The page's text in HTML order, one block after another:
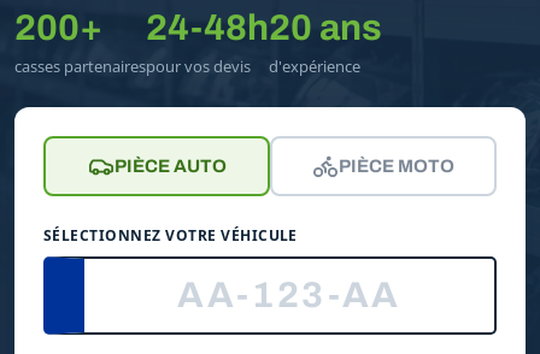
200+
casses partenaires
24-48h
pour vos devis
20 ans
d'expérience
PIÈCE AUTO PIÈCE MOTO
SÉLECTIONNEZ VOTRE VÉHICULE